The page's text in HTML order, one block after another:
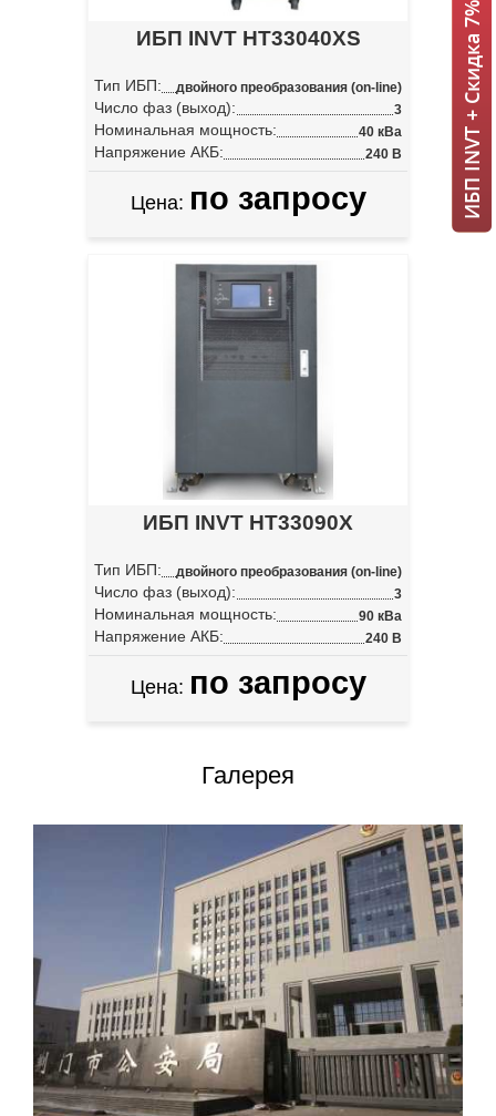
ИБП INVT HT33040XS
Тип ИБП: двойного преобразования (on-line)
Число фаз (выход): 3
Номинальная мощность: 40 кВа
Напряжение АКБ: 240 В
Цена: по запросу
ИБП INVT HT33090X
Тип ИБП: двойного преобразования (on-line)
Число фаз (выход): 3
Номинальная мощность: 90 кВа
Напряжение АКБ: 240 В
Цена: по запросу
Галерея
ИБП INVT + Скидка 7% = 1 мин!